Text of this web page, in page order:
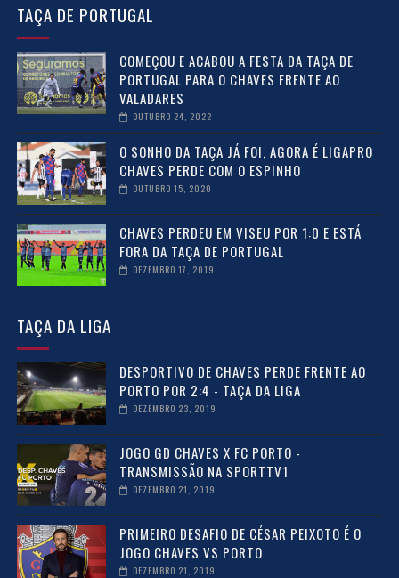
TAÇA DE PORTUGAL
COMEÇOU E ACABOU A FESTA DA TAÇA DE
PORTUGAL PARA O CHAVES FRENTE AO
VALADARES
OUTUBRO 24, 2022
O SONHO DA TAÇA JÁ FOI, AGORA É LIGAPRO
CHAVES PERDE COM O ESPINHO
OUTUBRO 15, 2020
CHAVES PERDEU EM VISEU POR 1:0 E ESTÁ
FORA DA TAÇA DE PORTUGAL
DEZEMBRO 17, 2019
TAÇA DA LIGA
DESPORTIVO DE CHAVES PERDE FRENTE AO
PORTO POR 2:4 - TAÇA DA LIGA
DEZEMBRO 23, 2019
JOGO GD CHAVES X FC PORTO -
TRANSMISSÃO NA SPORTTV1
DEZEMBRO 21, 2019
PRIMEIRO DESAFIO DE CÉSAR PEIXOTO É O
JOGO CHAVES VS PORTO
DEZEMBRO 21, 2019